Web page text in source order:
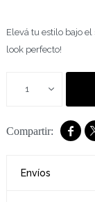
Elevá tu estilo bajo
look perfecto!
1

Envíos